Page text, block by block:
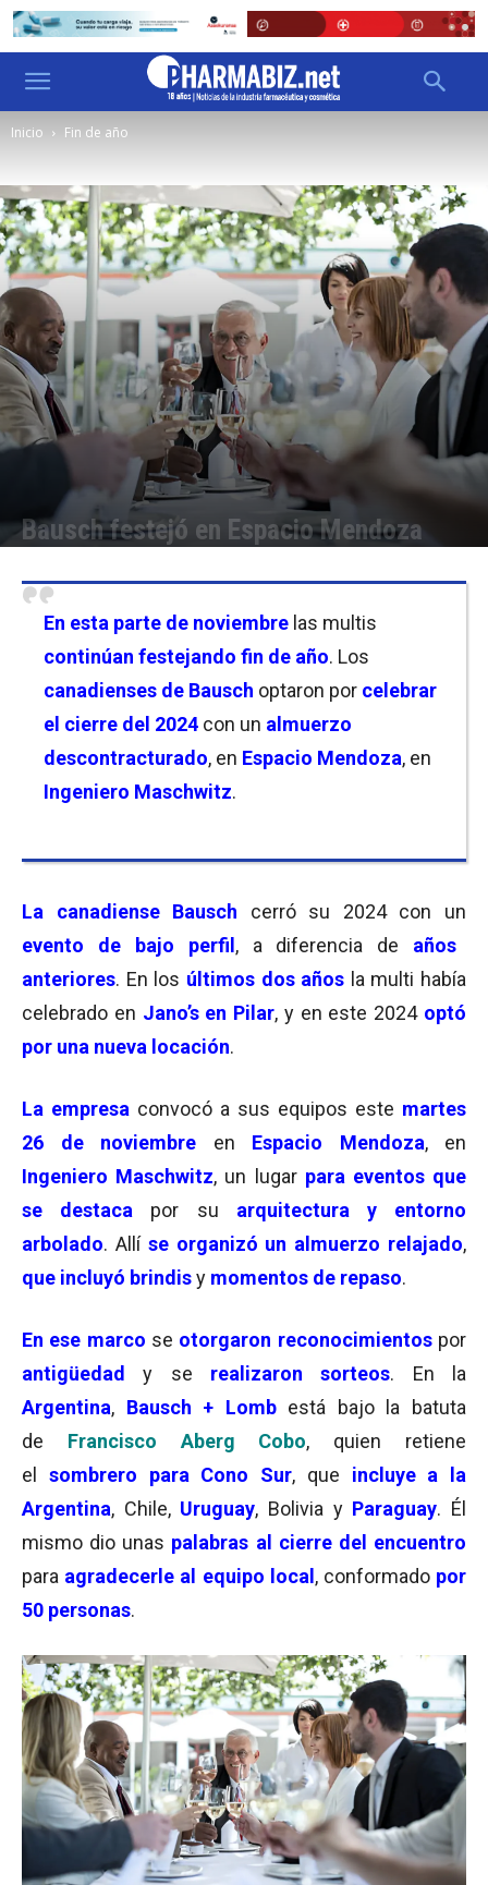
Inicio Fin de año
Bausch festejó en Espacio Mendoza
En esta parte de noviembre las multis
continúan festejando fin de año. Los
canadienses de Bausch optaron por celebrar
el cierre del 2024 con un almuerzo
descontracturado, en Espacio Mendoza, en
Ingeniero Maschwitz.
La canadiense Bausch cerró su 2024 con un
evento de bajo perfil , a diferencia de años
anteriores. En los últimos dos años la multi había
celebrado en Jano’sen Pilar, y en este 2024optó
por una nueva locación.
La empresa convocó a sus equipos este martes
26 de noviembre
en Espacio Mendoza, en
Ingeniero Maschwitz, un lugarpara eventos que
se destaca
por su arquitectura y entorno
arbolado. Allí se organizó un almuerzo relajado,
que incluyó brindisy momentos de repaso.
En ese marco se otorgaron reconocimientospor
antigüedad
y se realizaron sorteos. En la
Argentina, Bausch + Lombestá bajo la batuta
de
Francisco Aberg Cobo, quien retiene
el
sombrero para Cono Sur, que incluye a la
Argentina, Chile,Uruguay, Bolivia yParaguay. Él
mismo dio unas palabras al cierre del encuentro
para agradecerle al equipo local , conformado por
50 personas.